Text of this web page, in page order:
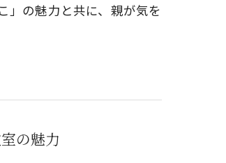
」の魅力と共に、親が気を
の魅力